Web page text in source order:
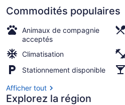
Commodités populaires
Animaux de compagnie
acceptés
Climatisation
Stationnement disponible
Afficher tout
Explorez la région